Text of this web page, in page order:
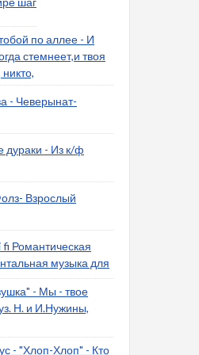
по аллее - И
стемнеет,и твоя
- Чеверынат-
дураки - Из к/ф
Взрослый
Романтическая
музыка для
- Мы - твое
Н. и И.Нужины,
- "Хлоп-Хлоп" - Кто